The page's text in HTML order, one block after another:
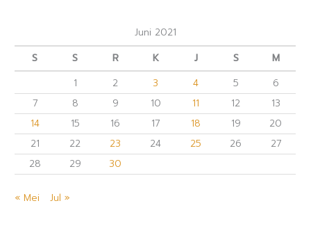
Juni 2021
S
S R K J S
M
1
2 3 4 5
6
7
8 9 10 11 12
13
14
15 16 17 18 19
20
21
22 23 24 25 26
27
28
29 30
« Mei Jul »